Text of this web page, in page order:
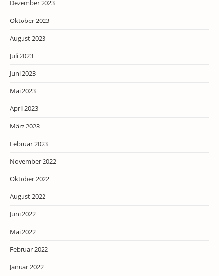
Dezember 2023
Oktober 2023
August 2023
Juli 2023
Juni 2023
Mai 2023
April 2023
März 2023
Februar 2023
November 2022
Oktober 2022
August 2022
Juni 2022
Mai 2022
Februar 2022
Januar 2022